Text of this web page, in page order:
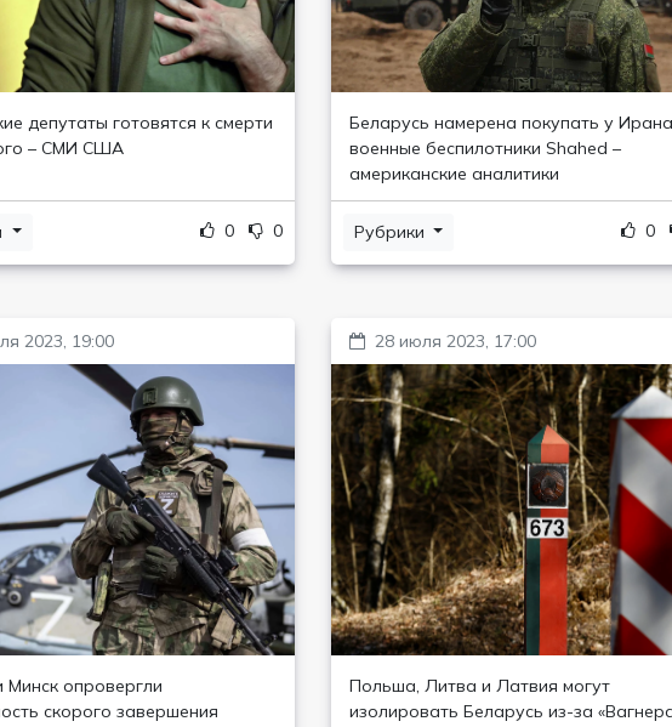
депутаты готовятся к смерти
– СМИ США
0 0
Беларусь намерена покупать у Ирана
военные беспилотники Shahed –
американские аналитики
Рубрики 0
2023, 19:00
Минск опровергли
скорого завершения
28 июля 2023, 17:00
Польша, Литва и Латвия могут
изолировать Беларусь из-за